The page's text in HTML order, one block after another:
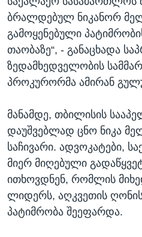
ბრალდებულ ნიკანორ
გამოყენებული
თაობაზე“, - განაცხადა
ზედამხედველობის
პროკურორმა ამირან
მანამდე, თბილისის
დაუშვებლად ცნო ნიკა
საჩივარი. ადვოკატები,
მიერ მიღებული
ითხოვდნენ, რომლის
ლიდერს, აღკვეთის
პატიმრობა შეეფარდა.